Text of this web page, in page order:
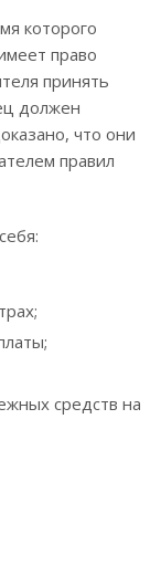
которого
право
принять
должен
что они
правил
средств на